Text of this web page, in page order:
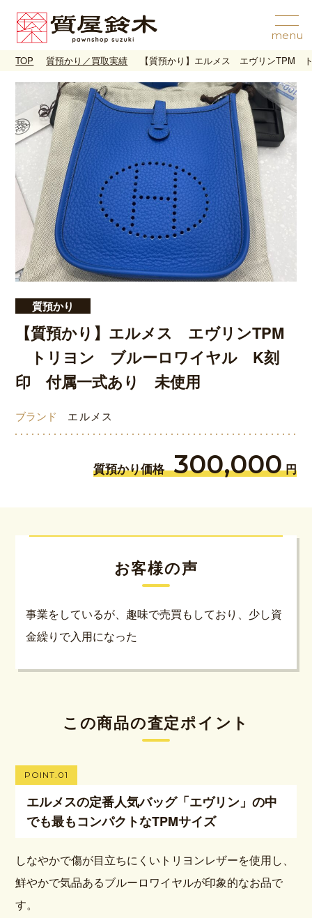
TOP 質預かり／買取実績 【質預かり】エルメス エヴリン
質預かり
【質預かり】エルメス エヴリンTPM
トリヨン ブルーロワイヤル K刻
印 付属一式あり 未使用
ブランド エルメス
質預かり価格 300,000 円
お客様の声
事業をしているが、趣味で売買もしており、少し資
金繰りで入用になった
この商品の査定ポイント
POINT.01
エルメスの定番人気バッグ「エヴリン」の中
でも最もコンパクトなTPMサイズ
しなやかで傷が目立ちにくいトリヨンレザーを使用し、
鮮やかで気品あるブルーロワイヤルが印象的なお品で
す。